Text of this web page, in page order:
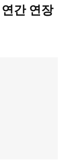
간 연장